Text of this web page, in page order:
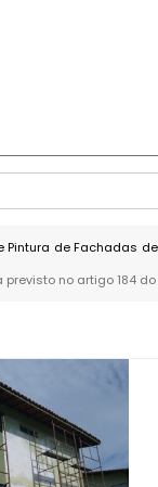
Pintura de Fachadas
no artigo 184